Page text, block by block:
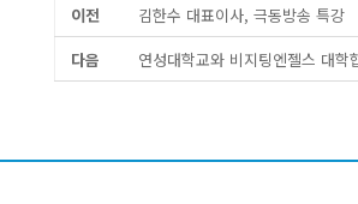
이전
김한수 대표이사, 극동방송 특강
다음
연성대학교와 비지팅엔젤스 대학